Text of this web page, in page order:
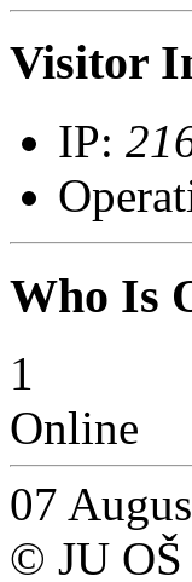
Visitor
IP:
Who Is
1
Online
07
© JU